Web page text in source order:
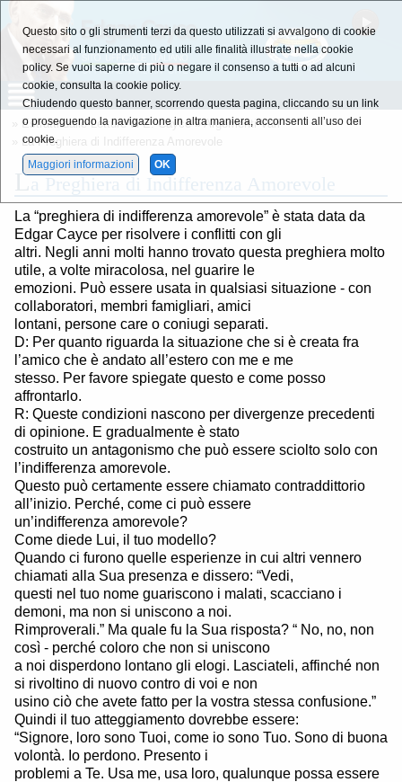
Estratti dalle Letture di E. Cayce »Argomenti Vari
» La Preghiera di Indifferenza Amorevole
La Preghiera di Indifferenza Amorevole
La “preghiera di indifferenza amorevole” è stata data da
Edgar Cayce per risolvere i conflitti con gli
altri. Negli anni molti hanno trovato questa preghiera molto
utile, a volte miracolosa, nel guarire le
emozioni. Può essere usata in qualsiasi situazione - con
collaboratori, membri famigliari, amici
lontani, persone care o coniugi separati.
D: Per quanto riguarda la situazione che si è creata fra
l’amico che è andato all’estero con me e me
stesso. Per favore spiegate questo e come posso
affrontarlo.
R: Queste condizioni nascono per divergenze precedenti
di opinione. E gradualmente è stato
costruito un antagonismo che può essere sciolto solo con
l’indifferenza amorevole.
Questo può certamente essere chiamato contraddittorio
all’inizio. Perché, come ci può essere
un’indifferenza amorevole?
Come diede Lui, il tuo modello?
Quando ci furono quelle esperienze in cui altri vennero
chiamati alla Sua presenza e dissero: “Vedi,
questi nel tuo nome guariscono i malati, scacciano i
demoni, ma non si uniscono a noi.
Rimproverali.” Ma quale fu la Sua risposta? “ No, no, non
così - perché coloro che non si uniscono
a noi disperdono lontano gli elogi. Lasciateli, affinché non
si rivoltino di nuovo contro di voi e non
usino ciò che avete fatto per la vostra stessa confusione.”
Quindi il tuo atteggiamento dovrebbe essere:
“Signore, loro sono Tuoi, come io sono Tuo. Sono di buona
volontà. Io perdono. Presento i
problemi a Te. Usa me, usa loro, qualunque possa essere
Questo sito o gli strumenti terzi da questo utilizzati si avvalgono di cookie
necessari al funzionamento ed utili alle finalità illustrate nella cookie
policy. Se vuoi saperne di più o negare il consenso a tutti o ad alcuni
cookie, consulta la cookie policy.
Chiudendo questo banner, scorrendo questa pagina, cliccando su un link
o proseguendo la navigazione in altra maniera, acconsenti all’uso dei
cookie.
Maggiori informazioni
OK